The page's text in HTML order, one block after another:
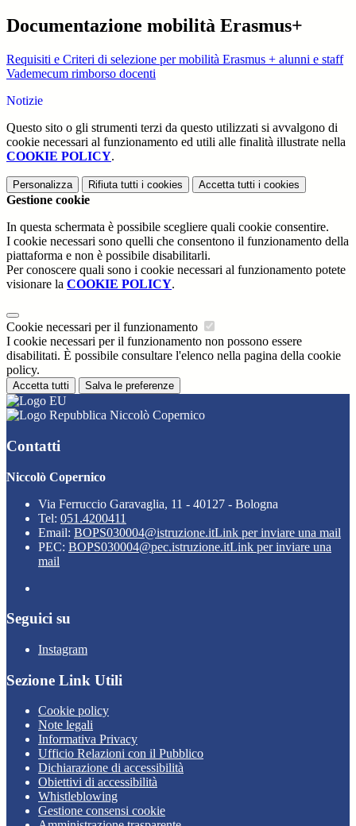
Documentazione mobilità Erasmus+
Requisiti e Criteri di selezione per mobilità Erasmus + alunni e staff
Vademecum rimborso docenti
Notizie
Questo sito o gli strumenti terzi da questo utilizzati si avvalgono di
cookie necessari al funzionamento ed utili alle finalità illustrate nella
COOKIE POLICY.
Personalizza Rifiuta tutti i cookies Accetta tutti i cookies
Gestione cookie
In questa schermata è possibile scegliere quali cookie consentire.
I cookie necessari sono quelli che consentono il funzionamento della
piattaforma e non è possibile disabilitarli.
Per conoscere quali sono i cookie necessari al funzionamento potete
visionare la COOKIE POLICY.
Cookie necessari per il funzionamento
I cookie necessari per il funzionamento non possono essere
disabilitati. È possibile consultare l'elenco nella pagina della cookie
policy.
Accetta tutti Salva le preferenze
Niccolò Copernico
Contatti
Niccolò Copernico
Via Ferruccio Garavaglia, 11 - 40127 - Bologna
Tel: 051.4200411
Email: BOPS030004@istruzione.itLink per inviare una mail
PEC: BOPS030004@pec.istruzione.itLink per inviare una
mail
Seguici su
Instagram
Sezione Link Utili
Cookie policy
Note legali
Informativa Privacy
Ufficio Relazioni con il Pubblico
Dichiarazione di accessibilità
Obiettivi di accessibilità
Whistleblowing
Gestione consensi cookie